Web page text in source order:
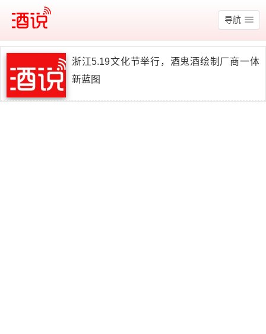
酒说
导航
浙江5.19文化节举行，酒鬼酒绘制厂商一体
新蓝图